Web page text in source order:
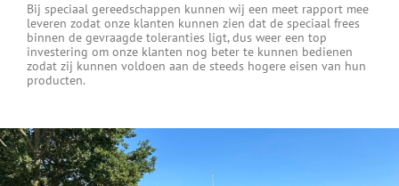
Bij speciaal gereedschappen kunnen wij een meet rapport mee
leveren zodat onze klanten kunnen zien dat de speciaal frees
binnen de gevraagde toleranties ligt, dus weer een top
investering om onze klanten nog beter te kunnen bedienen
zodat zij kunnen voldoen aan de steeds hogere eisen van hun
producten.